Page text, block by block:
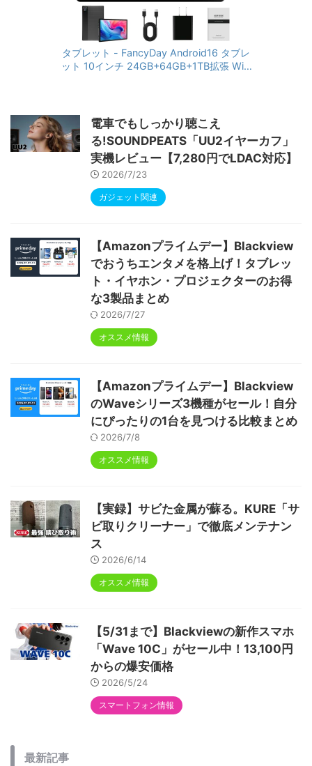
タブレット - FancyDay Android16 タブレ
ット 10インチ 24GB+64GB+1TB拡張 WiFi
RGBライト 児童守護 IPS画面 日本語説明書
電車でもしっかり聴こえ
る!SOUNDPEATS「UU2イヤーカフ」
実機レビュー【7,280円でLDAC対応】
2026/7/23
ガジェット関連
【Amazonプライムデー】Blackview
でおうちエンタメを格上げ！タブレッ
ト・イヤホン・プロジェクターのお得
な3製品まとめ
2026/7/27
オススメ情報
【Amazonプライムデー】Blackview
のWaveシリーズ3機種がセール！自分
にぴったりの1台を見つける比較まとめ
2026/7/8
オススメ情報
【実録】サビた金属が蘇る。KURE「サ
ビ取りクリーナー」で徹底メンテナン
ス
2026/6/14
オススメ情報
【5/31まで】Blackviewの新作スマホ
「Wave 10C」がセール中！13,100円
からの爆安価格
2026/5/24
スマートフォン情報
最新記事